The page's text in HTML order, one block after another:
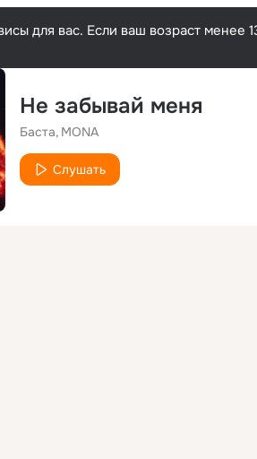
для вас. Если ваш возраст менее
Не забывай меня
Баста MONA
Слушать